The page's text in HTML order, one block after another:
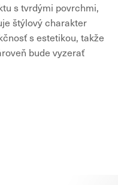
s tvrdými povrchmi,
štýlový charakter
s estetikou, takže
bude vyzerať